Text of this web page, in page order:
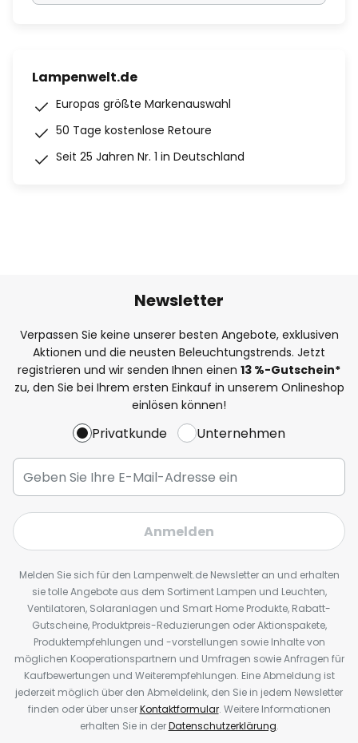
Lampenwelt.de
Europas größte Markenauswahl
50 Tage kostenlose Retoure
Seit 25 Jahren Nr. 1 in Deutschland
Newsletter
Verpassen Sie keine unserer besten Angebote, exklusiven
Aktionen und die neusten Beleuchtungstrends. Jetzt
registrieren und wir senden Ihnen einen 13 %-Gutschein*
zu, den Sie bei Ihrem ersten Einkauf in unserem Onlineshop
einlösen können!
Privatkunde Unternehmen
Anmelden
Melden Sie sich für den Lampenwelt.de Newsletter an und erhalten
sie tolle Angebote aus dem Sortiment Lampen und Leuchten,
Ventilatoren, Solaranlagen und Smart Home Produkte, Rabatt-
Gutscheine, Produktpreis-Reduzierungen oder Aktionspakete,
Produktempfehlungen und -vorstellungen sowie Inhalte von
möglichen Kooperationspartnern und Umfragen sowie Anfragen für
Kaufbewertungen und Weiterempfehlungen. Eine Abmeldung ist
jederzeit möglich über den Abmeldelink, den Sie in jedem Newsletter
finden oder über unserKontaktformular. Weitere Informationen
erhalten Sie in derDatenschutzerklärung.